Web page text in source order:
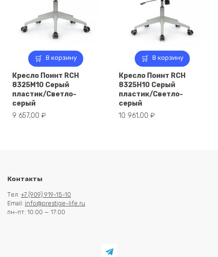
В корзину
Кресло Поинт RCH
8325M10 Серый
пластик/Светло-
серый
9 657,00 ₽
В корзину
Кресло Поинт RCH
8325H10 Серый
пластик/Светло-
серый
10 961,00 ₽
Контакты
Тел: +7 (909) 919-15-10
Email: info@prestige-life.ru
пн-пт: 10:00 — 17:00